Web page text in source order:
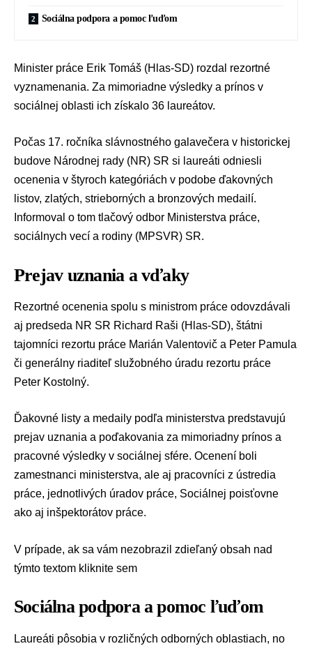
Sociálna podpora a pomoc ľuďom
Minister práce Erik Tomáš (Hlas-SD) rozdal rezortné
vyznamenania. Za mimoriadne výsledky a prínos v
sociálnej oblasti ich získalo 36 laureátov.
Počas 17. ročníka slávnostného galavečera v historickej
budove Národnej rady (NR) SR si laureáti odniesli
ocenenia v štyroch kategóriách v podobe ďakovných
listov, zlatých, strieborných a bronzových medailí.
Informoval o tom tlačový odbor Ministerstva práce,
sociálnych vecí a rodiny (MPSVR) SR.
Prejav uznania a vďaky
Rezortné ocenenia spolu s ministrom práce odovzdávali
aj predseda NR SR Richard Raši (Hlas-SD), štátni
tajomníci rezortu práce Marián Valentovič a Peter Pamula
či generálny riaditeľ služobného úradu rezortu práce
Peter Kostolný.
Ďakovné listy a medaily podľa ministerstva predstavujú
prejav uznania a poďakovania za mimoriadny prínos a
pracovné výsledky v sociálnej sfére. Ocenení boli
zamestnanci ministerstva, ale aj pracovníci z ústredia
práce, jednotlivých úradov práce, Sociálnej poisťovne
ako aj inšpektorátov práce.
V prípade, ak sa vám nezobrazil zdieľaný obsah nad
týmto textom kliknite sem
Sociálna podpora a pomoc ľuďom
Laureáti pôsobia v rozličných odborných oblastiach, no